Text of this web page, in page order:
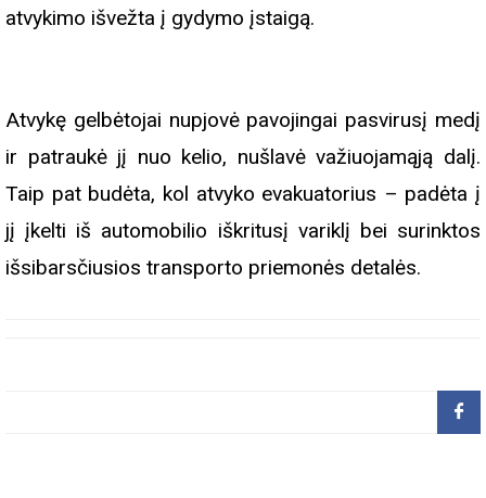
atvykimo išvežta į gydymo įstaigą.
Atvykę gelbėtojai nupjovė pavojingai pasvirusį medį
ir patraukė jį nuo kelio, nušlavė važiuojamąją dalį.
Taip pat budėta, kol atvyko evakuatorius – padėta į
jį įkelti iš automobilio iškritusį variklį bei surinktos
išsibarsčiusios transporto priemonės detalės.